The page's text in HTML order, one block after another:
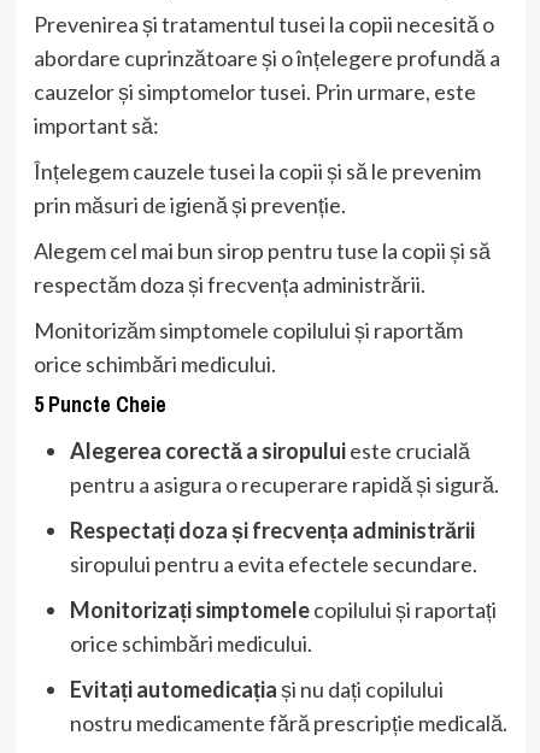
Prevenirea și tratamentul tusei la copii necesită o
abordare cuprinzătoare și o înțelegere profundă a
cauzelor și simptomelor tusei. Prin urmare, este
important să:
Înțelegem cauzele tusei la copii și să le prevenim
prin măsuri de igienă și prevenție.
Alegem cel mai bun sirop pentru tuse la copii și să
respectăm doza și frecvența administrării.
Monitorizăm simptomele copilului și raportăm
orice schimbări medicului.
5 Puncte Cheie
Alegerea corectă a siropuluieste crucială
pentru a asigura o recuperare rapidă și sigură.
Respectați doza și frecvența administrării
siropului pentru a evita efectele secundare.
Monitorizați simptomelecopilului și raportați
orice schimbări medicului.
Evitați automedicațiași nu dați copilului
nostru medicamente fără prescripție medicală.